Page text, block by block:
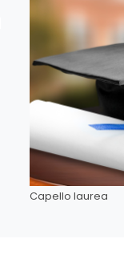
Capello laurea